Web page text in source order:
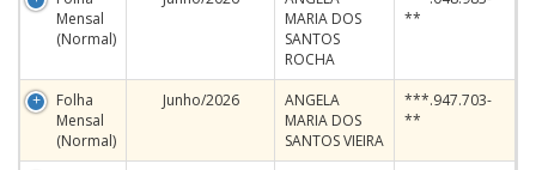
Mensal
(Normal)
MARIA DOS
SANTOS
ROCHA
**
Folha
Mensal
(Normal)
Junho/2026
ANGELA
MARIA DOS
SANTOS VIEIRA
***.947.703-
**